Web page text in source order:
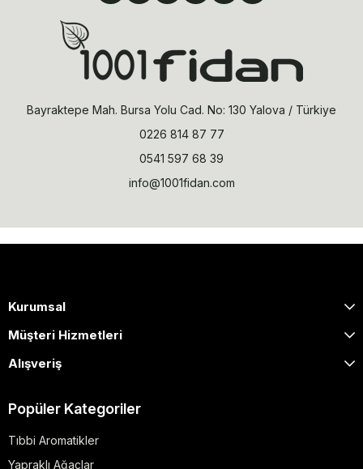
Bayraktepe Mah. Bursa Yolu Cad. No: 130 Yalova / Türkiye
0226 814 87 77
0541 597 68 39
info@1001fidan.com
Kurumsal
Müşteri Hizmetleri
Alışveriş
Popüler Kategoriler
Tıbbi Aromatikler
Yapraklı Ağaçlar